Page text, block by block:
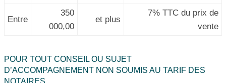
Entre
350
000,00
et plus
7% TTC du prix de
vente
POUR TOUT CONSEIL OU SUJET
D’ACCOMPAGNEMENT NON SOUMIS AU TARIF DES
NOTAIRES